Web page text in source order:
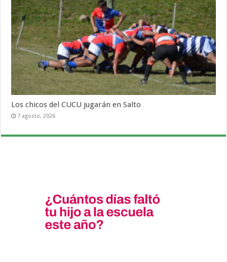
Los chicos del CUCU jugarán en Salto
7 agosto, 2026